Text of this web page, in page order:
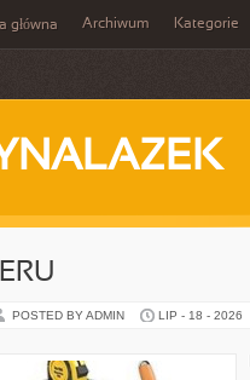
główna Archiwum Kategorie
POSTED BY ADMIN LIP - 18 - 2026